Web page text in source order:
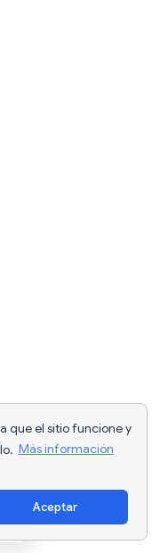
que el sitio funcione y
Más información
Aceptar